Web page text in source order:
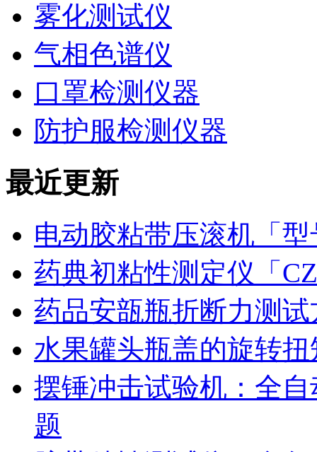
雾化测试仪
气相色谱仪
口罩检测仪器
防护服检测仪器
最近更新
电动胶粘带压滚机「
药典初粘性测定仪「
药品安瓿瓶折断力测
水果罐头瓶盖的旋转
摆锤冲击试验机：全
题